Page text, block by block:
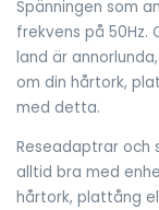
Spänningen som
frekvens på 50Hz.
land är
om din hårtork,
med detta.
Reseadaptrar och
alltid bra med
hårtork, plattång